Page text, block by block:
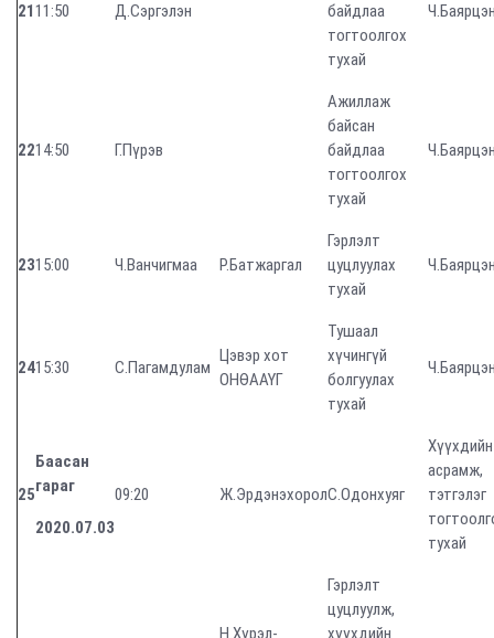
2111:50 Д.Сэргэлэн
байдлаа
тогтоолгох
тухай
2214:50 Г.Пүрэв
Ажиллаж
байсан
байдлаа
тогтоолгох
тухай
2315:00 Ч.Ванчигмаа Р.Батжаргал
Гэрлэлт
цуцлуулах
тухай
2415:30 С.Пагамдулам
Цэвэр хот
ОНӨААҮГ
Тушаал
хүчингүй
болгуулах
тухай
25
Баасан
гараг
2020.07.03
09:20 Ж.ЭрдэнэхоролС.Одонхуяг
Хүүхдийн
асрамж,
тэтгэлэг
тухай
Н.Хүрэл-
Гэрлэлт
цуцлуулж,
хүүхдийн